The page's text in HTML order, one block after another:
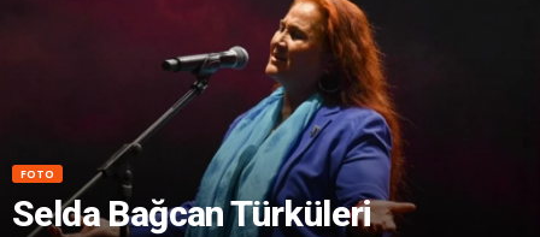
FOTO
Selda Bağcan Türküleri